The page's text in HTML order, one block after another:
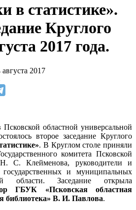
в статистике».
Круглого
2017 года.
2017
Псковской областной универсальной
второе заседание Круглого
. В Круглом столе приняли
комитета Псковской
С. Клейменова, руководители и
и муниципальных
области. Заседание открыла
ГБУК «Псковская областная
библиотека» В. И. Павлова.